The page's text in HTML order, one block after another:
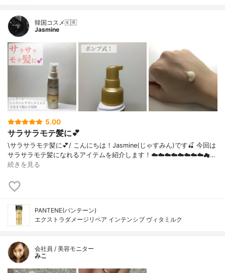
韓国コスメ🇰🇷
Jasmine
5.00
サラサラモテ髪に💕
\サラサラモテ髪に💕/ こんにちは！Jasmine(じゃすみん)です🍒 今回は
サラサラモテ髪になれるアイテムを紹介します！☁️☁️☁️☁️☁️☁️☁️☁️☁…
続きを見る
PANTENE(パンテーン)
エクストラダメージリペア インテンシブ ヴィタミルク
会社員 / 美容モニター
みこ